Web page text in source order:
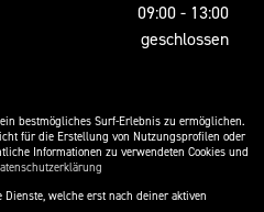
09:00 - 13:00
geschlossen
bestmögliches Surf-Erlebnis zu ermöglichen.
für die Erstellung von Nutzungsprofilen oder
Informationen zu verwendeten Cookies und
welche erst nach deiner aktiven